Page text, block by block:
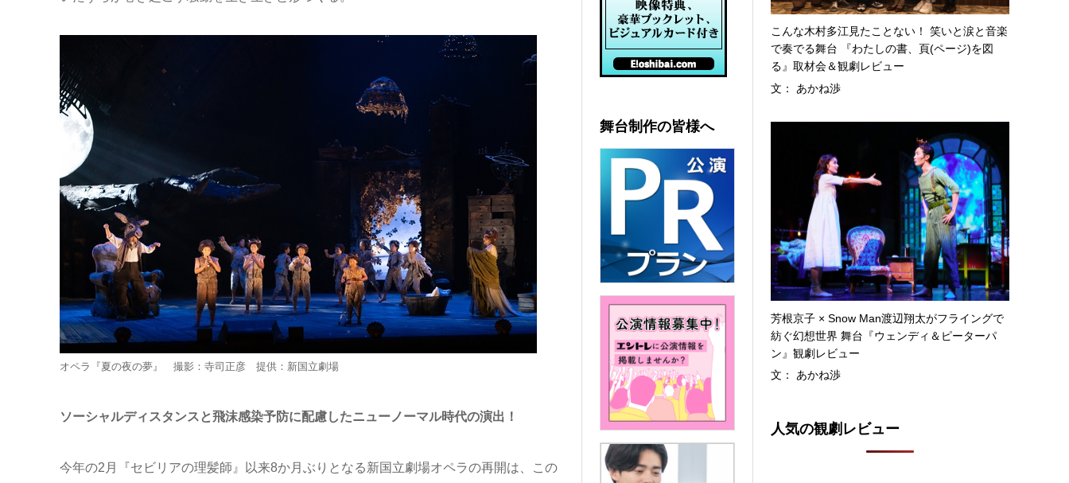
オペラ『夏の夜の夢』 撮影：寺司正彦 提供：新国立劇場
ソーシャルディスタンスと飛沫感染予防に配慮したニューノーマル時代の演出！
今年の2月『セビリアの理髪師』以来8か月ぶりとなる新国立劇場オペラの再開は、この
こんな木村多江見たことない！ 笑いと涙と音楽
で奏でる舞台 『わたしの書、頁(ページ)を図
る』取材会＆観劇レビュー
文： あかね渉
芳根京子 × Snow Man渡辺翔太がフライングで
紡ぐ幻想世界 舞台『ウェンディ＆ピーターパ
ン』観劇レビュー
文： あかね渉
人気の観劇レビュー
舞台制作の皆様へ